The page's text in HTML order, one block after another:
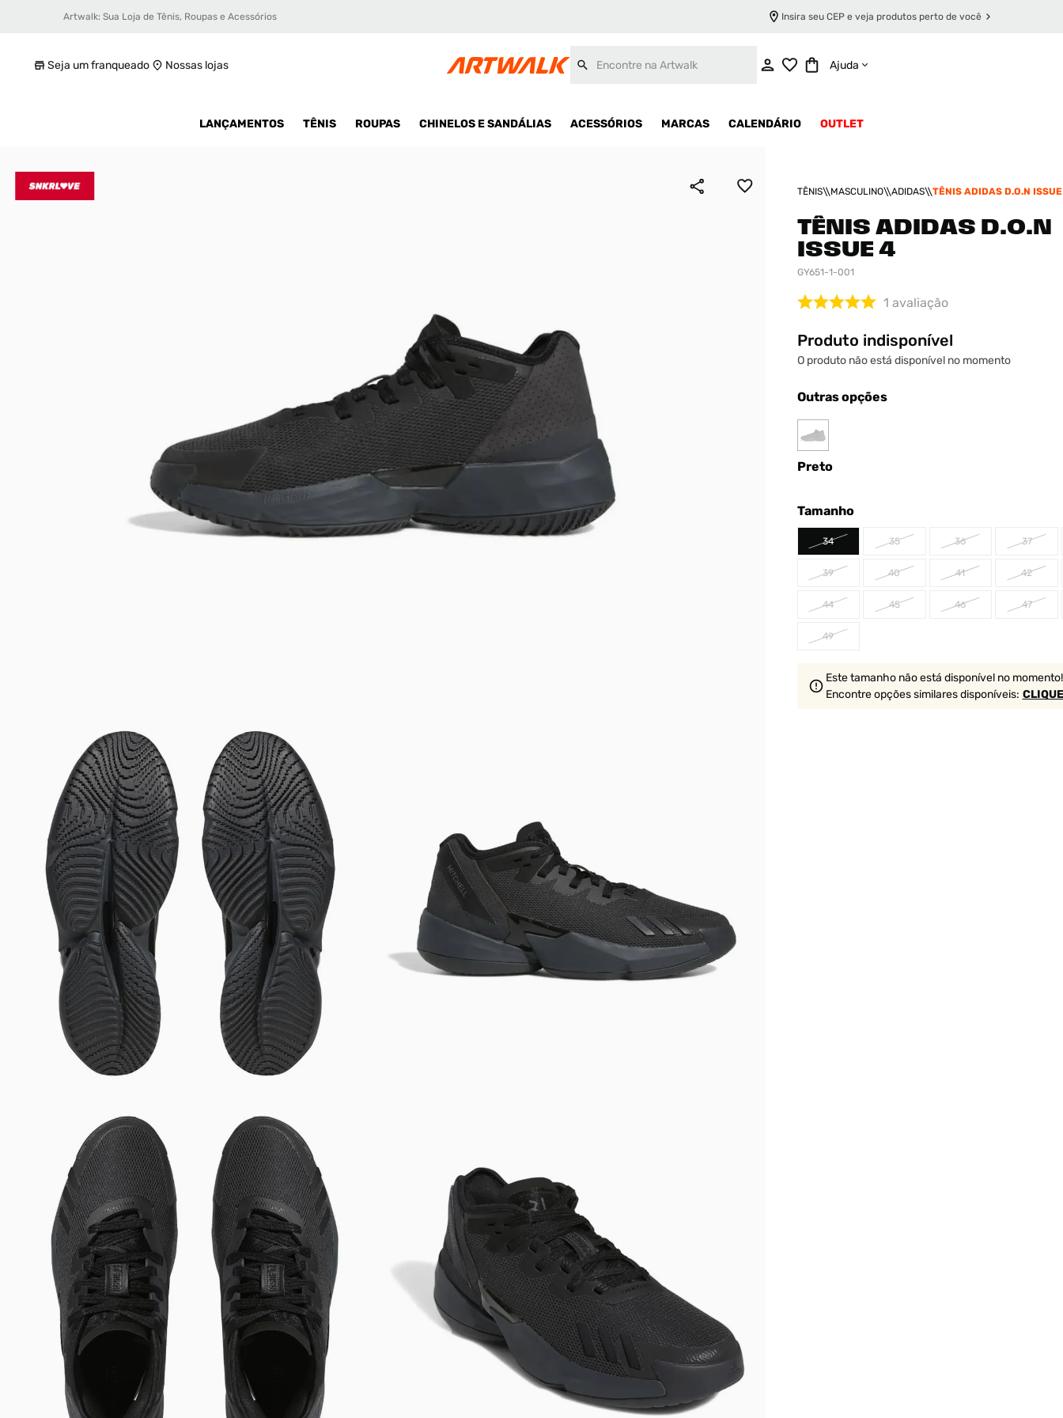
Artwalk: Sua Loja de Tênis, Roupas e Acessórios Insira seu CEP e veja produtos perto de você
Seja um franqueado Nossas lojas Ajuda
LANÇAMENTOS TÊNIS ROUPAS CHINELOS E SANDÁLIAS ACESSÓRIOS MARCAS CALENDÁRIO OUTLET
TÊNIS MASCULINO ADIDAS TÊNIS ADIDAS D.O.N
TÊNIS ADIDAS D.O.N
ISSUE 4
GY651-1-001
1 avaliação
Produto indisponível
O produto não está disponível no momento
Outras opções
Preto
Tamanho
34 35 36 37
39 40 41 42
44 45 46 47
49
Este tamanho não está disponível no momento!
Encontre opções similaresdisponíveis:
Tênis adidas D.O.N Issue 4